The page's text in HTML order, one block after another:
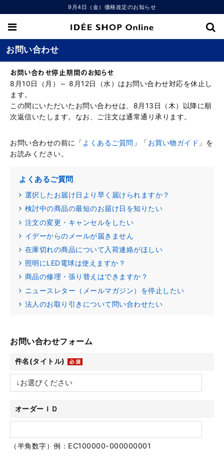
9月4日（金）価格改定のお知らせ
お問い合わせ
お問い合わせ停止期間のお知らせ
8月10日（月）～ 8月12日（水）はお問い合わせ対応を休止し
ます。
この間にいただいたお問い合わせは、8月13日（木）以降に順
次返信いたします。なお、ご注文は通常通り承ります。
お問い合わせの前に「よくあるご質問 」「お買い物ガイド 」を
お読みください。
よくあるご質問
選択したお届け日より早く届けられますか？
検討中の商品の最短のお届け日を知りたい
注文の変更・キャンセルをしたい
イデーからのメールが届きません
在庫切れの商品について入荷連絡がほしい
照明にLED電球は使えますか？
商品の修理・張り替えはできますか？
ニュースレター（メールマガジン）を停止したい
法人のお取り引きについて問い合わせたい
お問い合わせフォーム
件名(タイトル)
オーダーＩＤ
（半角数字）例：EC100000-000000001